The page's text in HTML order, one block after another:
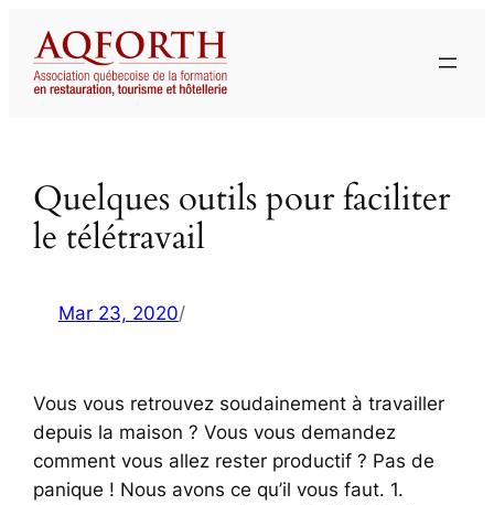
contenu
Quelques outils pour faciliter
le télétravail
Mar 23, 2020/
Vous vous retrouvez soudainement à travailler
depuis la maison ? Vous vous demandez
comment vous allez rester productif ? Pas de
panique ! Nous avons ce qu’il vous faut. 1.